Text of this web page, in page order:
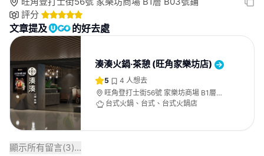
評分
文章提及 的好去處
湊湊火鍋‧茶憩 (旺角家樂坊店)
5 4 人想去
旺角登打士街56號 家樂坊商場 B1層
B03號鋪
台式火鍋、台式、台式火鍋店
顯示所有留言(3)...